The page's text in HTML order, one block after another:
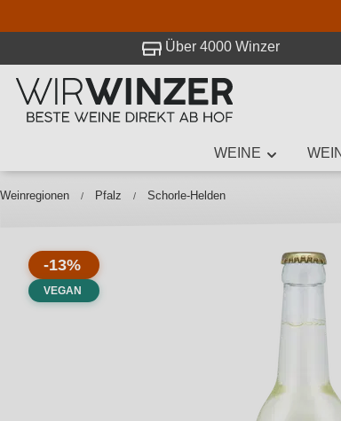
Über 4000 Winzer
WEINE
Weinregionen Pfalz Schorle-Helden
-13%
VEGAN
bei WirWinzer.